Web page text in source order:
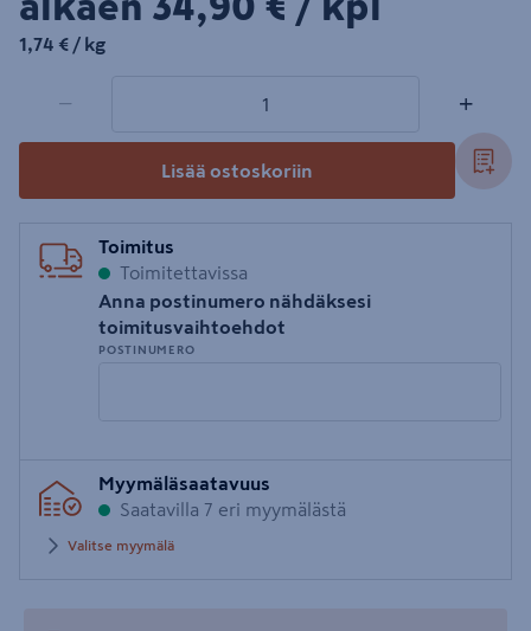
1,74€/kg
1,74 € / kg
− +
Lisää ostoskoriin
Toimitus
Toimitettavissa
Anna postinumero nähdäksesi
toimitusvaihtoehdot
POSTINUMERO
postinumero
Myymäläsaatavuus
Saatavilla 7 eri myymälästä
Valitse myymälä